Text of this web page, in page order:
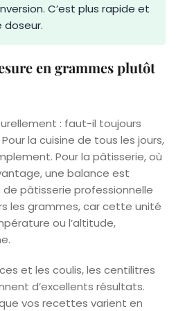
C’est plus rapide et
doseur.
en grammes plutôt
: faut-il toujours
la cuisine de tous les jours,
Pour la pâtisserie, où
une balance est
pâtisserie professionnelle
les grammes, car cette unité
ou l’altitude,
et les coulis, les centilitres
d’excellents résultats.
vos recettes varient en